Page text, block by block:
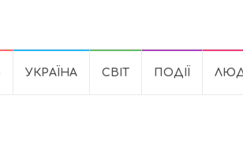
УКРАЇНА СВІТ ПОДІЇ